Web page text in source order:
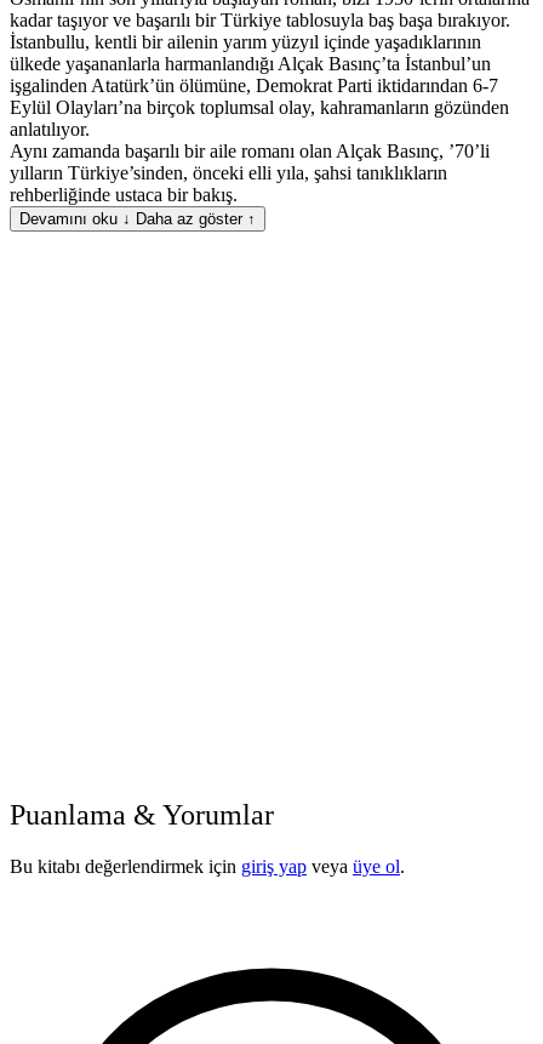
kadar taşıyor ve başarılı bir Türkiye tablosuyla baş başa bırakıyor.
İstanbullu, kentli bir ailenin yarım yüzyıl içinde yaşadıklarının
ülkede yaşananlarla harmanlandığı Alçak Basınç’ta İstanbul’un
işgalinden Atatürk’ün ölümüne, Demokrat Parti iktidarından 6-7
Eylül Olayları’na birçok toplumsal olay, kahramanların gözünden
anlatılıyor.
Aynı zamanda başarılı bir aile romanı olan Alçak Basınç, ’70’li
yılların Türkiye’sinden, önceki elli yıla, şahsi tanıklıkların
rehberliğinde ustaca bir bakış.
Devamını oku ↓ Daha az göster ↑
Puanlama & Yorumlar
Bu kitabı değerlendirmek için giriş yap veya üye ol.